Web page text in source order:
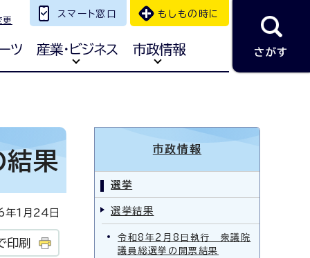
更
スマート窓口 もしもの時に
ツ 産業・ビジネス 市政情報 さがす
果
1月24日
印刷
市政情報
選挙
選挙結果
令和8年2月8日執行 衆議院
議員総選挙の開票結果